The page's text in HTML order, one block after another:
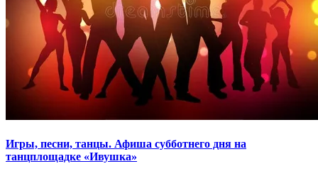
Игры, песни, танцы. Афиша субботнего дня на
танцплощадке «Ивушка»